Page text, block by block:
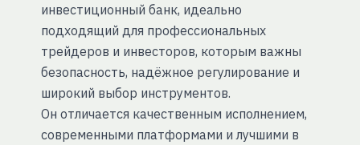
инвестиционный банк, идеально
подходящий для профессиональных
трейдеров и инвесторов, которым важны
безопасность, надёжное регулирование и
широкий выбор инструментов.
Он отличается качественным исполнением,
современными платформами и лучшими в